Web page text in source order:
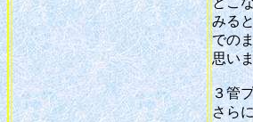
みる
での
思い
３管
さら